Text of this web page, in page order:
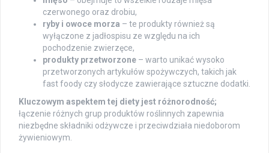
czerwonego oraz drobiu,
ryby i owoce morza – te produkty również są
wyłączone z jadłospisu ze względu na ich
pochodzenie zwierzęce,
produkty przetworzone – warto unikać wysoko
przetworzonych artykułów spożywczych, takich jak
fast foody czy słodycze zawierające sztuczne dodatki.
Kluczowym aspektem tej diety jest różnorodność;
łączenie różnych grup produktów roślinnych zapewnia
niezbędne składniki odżywcze i przeciwdziała niedoborom
żywieniowym.